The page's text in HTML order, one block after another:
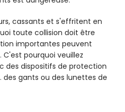
cassants et s'effritent en
toute collision doit être
importantes peuvent
pourquoi veuillez
des dispositifs de protection
gants ou des lunettes de